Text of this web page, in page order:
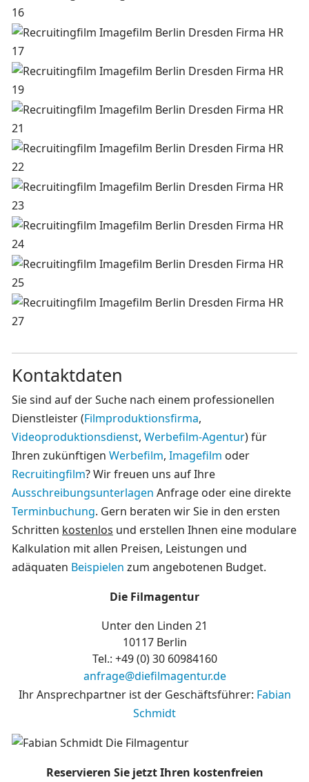
Kontaktdaten
Sie sind auf der Suche nach einem professionellen
Dienstleister (Filmproduktionsfirma,
Videoproduktionsdienst, Werbefilm-Agentur) für
Ihren zukünftigen Werbefilm, Imagefilm oder
Recruitingfilm? Wir freuen uns auf Ihre
Ausschreibungsunterlagen Anfrage oder eine direkte
Terminbuchung. Gern beraten wir Sie in den ersten
Schritten kostenlos und erstellen Ihnen eine modulare
Kalkulation mit allen Preisen, Leistungen und
adäquaten Beispielen zum angebotenen Budget.
Die Filmagentur
Unter den Linden 21
10117 Berlin
Tel.: +49 (0)30 60984160
anfrage@diefilmagentur.de
Ihr Ansprechpartner ist der Geschäftsführer: Fabian
Schmidt
Reservieren Sie jetzt Ihren kostenfreien